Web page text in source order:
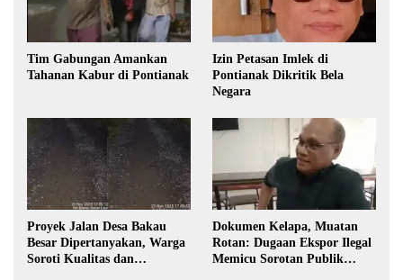
Tim Gabungan Amankan
Tahanan Kabur di Pontianak
Izin Petasan Imlek di
Pontianak Dikritik Bela
Negara
Proyek Jalan Desa Bakau
Besar Dipertanyakan, Warga
Soroti Kualitas dan
Dokumen Kelapa, Muatan
Rotan: Dugaan Ekspor Ilegal
Memicu Sorotan Publik